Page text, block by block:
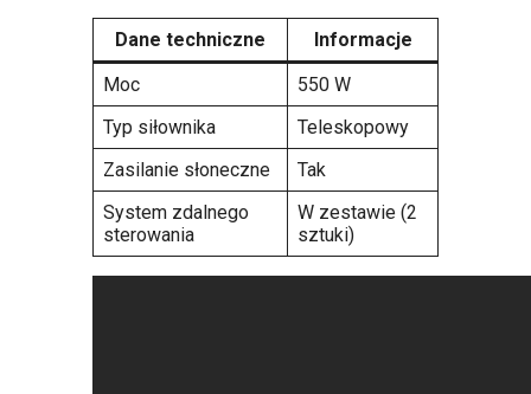
Dane techniczne
Informacje
Moc
550 W
Typ siłownika
Teleskopowy
Zasilanie słoneczne
Tak
System zdalnego
sterowania
W zestawie (2
sztuki)